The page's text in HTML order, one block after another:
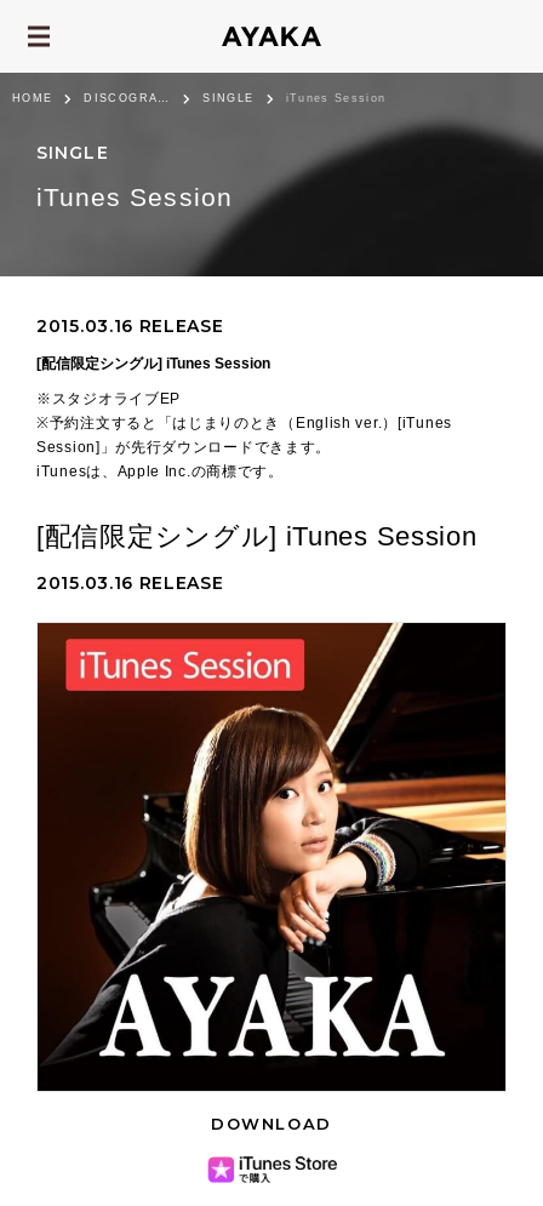
HOME DISCOGRAPHY SINGLE iTunes Session
SINGLE
iTunes Session
2015.03.16 RELEASE
[配信限定シングル] iTunes Session
※スタジオライブEP
※予約注文すると「はじまりのとき（English ver.）[iTunes
Session]」が先行ダウンロードできます。
iTunesは、Apple Inc.の商標です。
[配信限定シングル] iTunes Session
2015.03.16 RELEASE
DOWNLOAD